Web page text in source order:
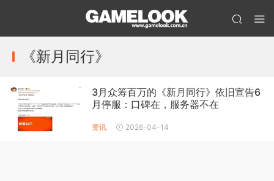
《新月同行》
3月众筹百万的《新月同行》依旧宣告6
月停服：口碑在，服务器不在
资讯 2026-04-14